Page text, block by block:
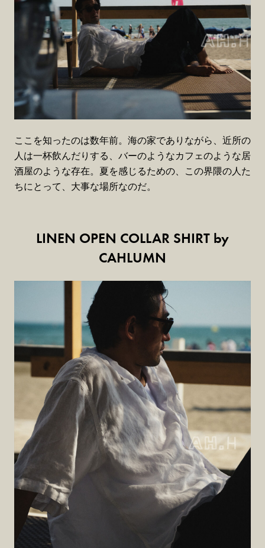
ここを知ったのは数年前。海の家でありながら、近所の
人は一杯飲んだりする、バーのようなカフェのような居
酒屋のような存在。夏を感じるための、この界隈の人た
ちにとって、大事な場所なのだ。
LINEN OPEN COLLAR SHIRT by
CAHLUMN